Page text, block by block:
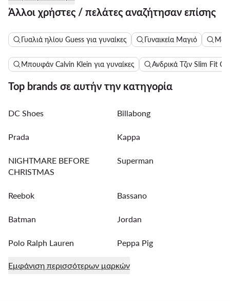
Άλλοι χρήστες / πελάτες αναζήτησαν επίσης
Γυαλιά ηλίου Guess για γυναίκες Γυναικεία Μαγιό
Μπουφάν Calvin Klein για γυναίκες Ανδρικά Τζιν Slim Fit
Top brands σε αυτήν την κατηγορία
DC Shoes Billabong
Prada Kappa
NIGHTMARE BEFORE
CHRISTMAS
Superman
Reebok Bassano
Batman Jordan
Polo Ralph Lauren Peppa Pig
Εμφάνιση περισσότερων μαρκών